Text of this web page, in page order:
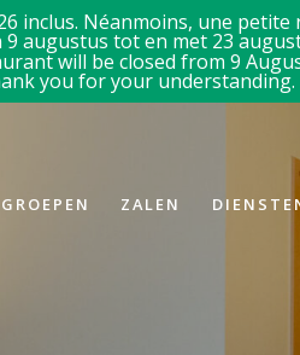
Néanmoins, une
augustus tot en met 23
will be closed from 9
you for your understanding.
GROEPEN ZALEN